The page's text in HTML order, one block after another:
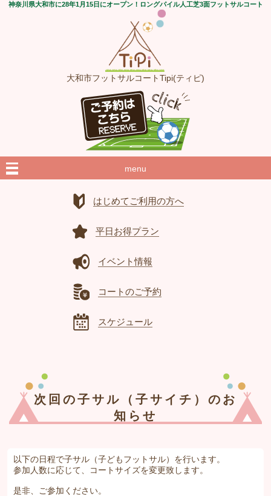
神奈川県大和市に28年1月15日にオープン！ロングパイル人工芝3面フットサルコート
大和市フットサルコートTipi(ティピ)
menu
はじめてご利用の方へ
平日お得プラン
イベント情報
コートのご予約
スケジュール
次回の子サル（子サイチ）のお
知らせ
以下の日程で子サル（子どもフットサル）を行います。
参加人数に応じて、コートサイズを変更致します。
是非、ご参加ください。